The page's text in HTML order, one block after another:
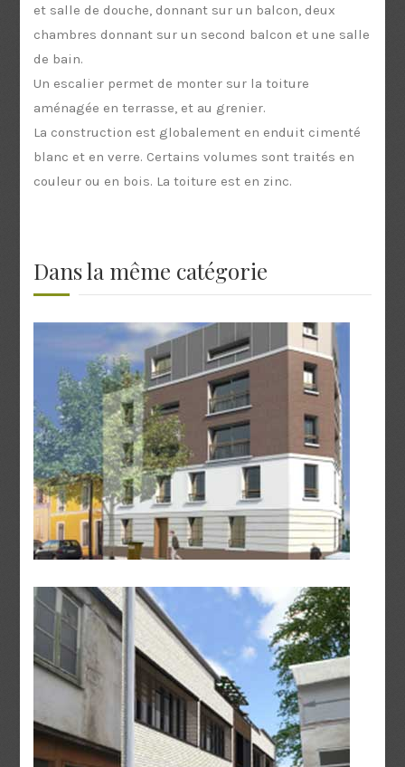
et salle de douche, donnant sur un balcon, deux
chambres donnant sur un second balcon et une salle
de bain.
Un escalier permet de monter sur la toiture
aménagée en terrasse, et au grenier.
La construction est globalement en enduit cimenté
blanc et en verre. Certains volumes sont traités en
couleur ou en bois. La toiture est en zinc.
Dans la même catégorie
Villas
Villas